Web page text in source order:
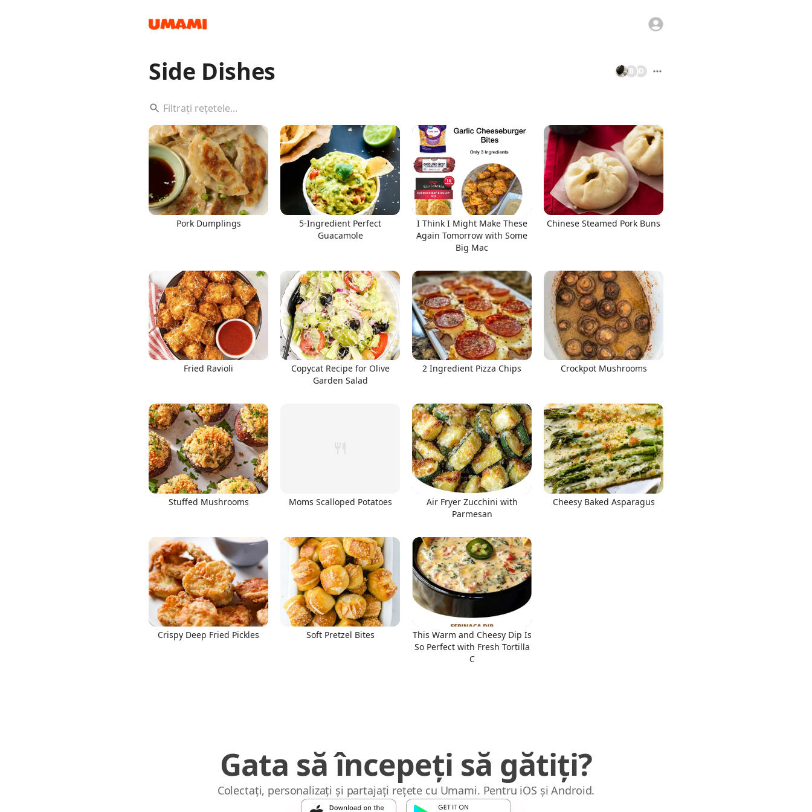
Side Dishes D
B
Pork Dumplings
5-Ingredient Perfect
Guacamole
I Think I Might Make These
Again Tomorrow with Some
Big Mac
Chinese Steamed Pork Buns
Fried Ravioli
Copycat Recipe for Olive
Garden Salad
2 Ingredient Pizza Chips Crockpot Mushrooms
Stuffed Mushrooms Moms Scalloped Potatoes
Air Fryer Zucchini with
Parmesan
Cheesy Baked Asparagus
Crispy Deep Fried Pickles Soft Pretzel Bites
This Warm and Cheesy Dip Is
So Perfect with Fresh Tortilla
C
Gata să începeți să gătiți?
Colectați, personalizați și partajați rețete cu Umami. Pentru iOS și Android.